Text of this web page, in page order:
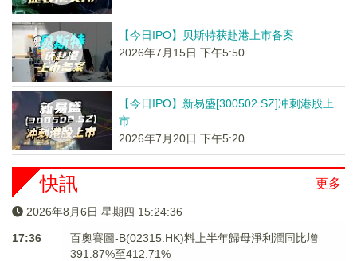
【今日IPO】贝斯特获赴港上市备案
2026年7月15日 下午5:50
【今日IPO】新易盛[300502.SZ]冲刺港股上
市
2026年7月20日 下午5:20
更多
快訊
2026年8月6日 星期四 15:24:37
17:36
百奧賽圖-B(02315.HK)料上半年歸母淨利潤同比增
391.87%至412.71%